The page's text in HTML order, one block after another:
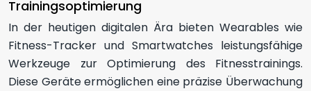
Trainingsoptimierung
In der heutigen digitalen Ära bieten Wearables wie
Fitness-Tracker und Smartwatches leistungsfähige
Werkzeuge zur Optimierung des Fitnesstrainings.
Diese Geräte ermöglichen eine präzise Überwachung